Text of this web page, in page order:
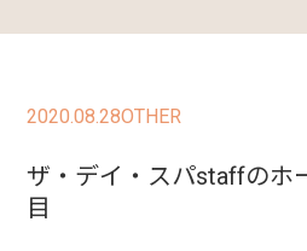
2020.08.28OTHER
ザ・デイ・スパstaffのホ
目